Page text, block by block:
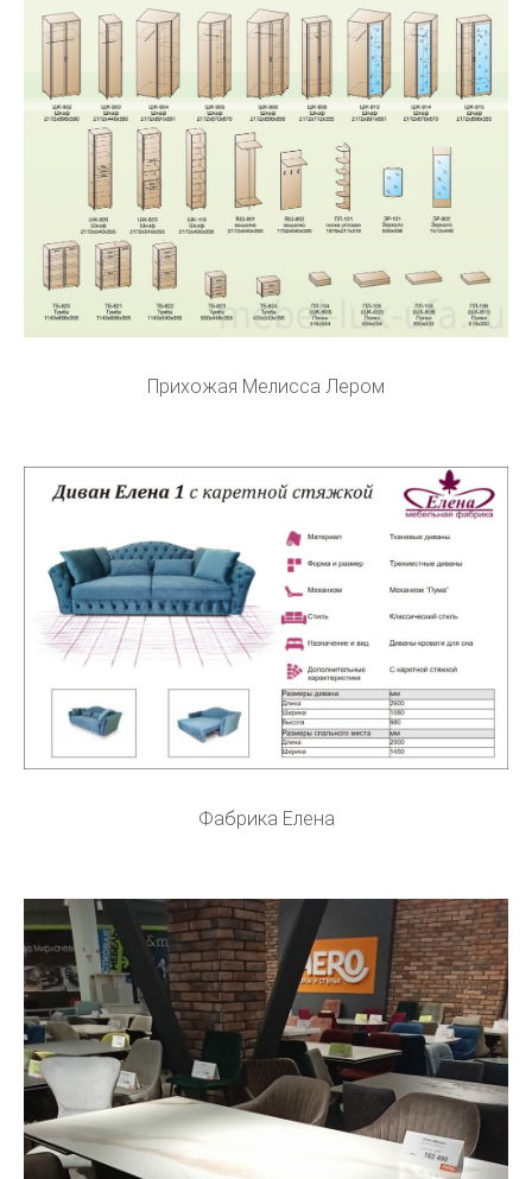
Прихожая Мелисса Лером
Фабрика Елена